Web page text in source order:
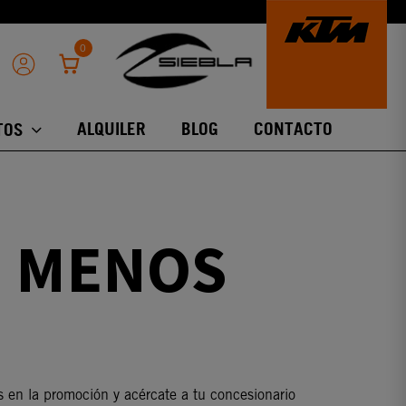
0
ALQUILER BLOG CONTACTO
en la promoción y acércate a tu concesionario